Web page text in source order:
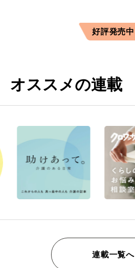
好評発売中
オススメの連載
連載一覧へ